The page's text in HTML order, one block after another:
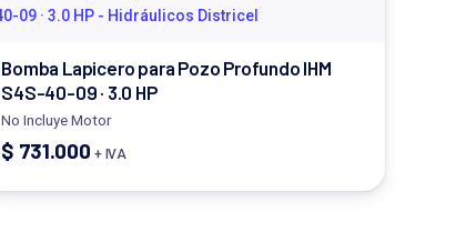
Bomba Lapicero para Pozo Profundo IHM
S4S-40-09 · 3.0 HP
No Incluye Motor
$ 731.000 + IVA